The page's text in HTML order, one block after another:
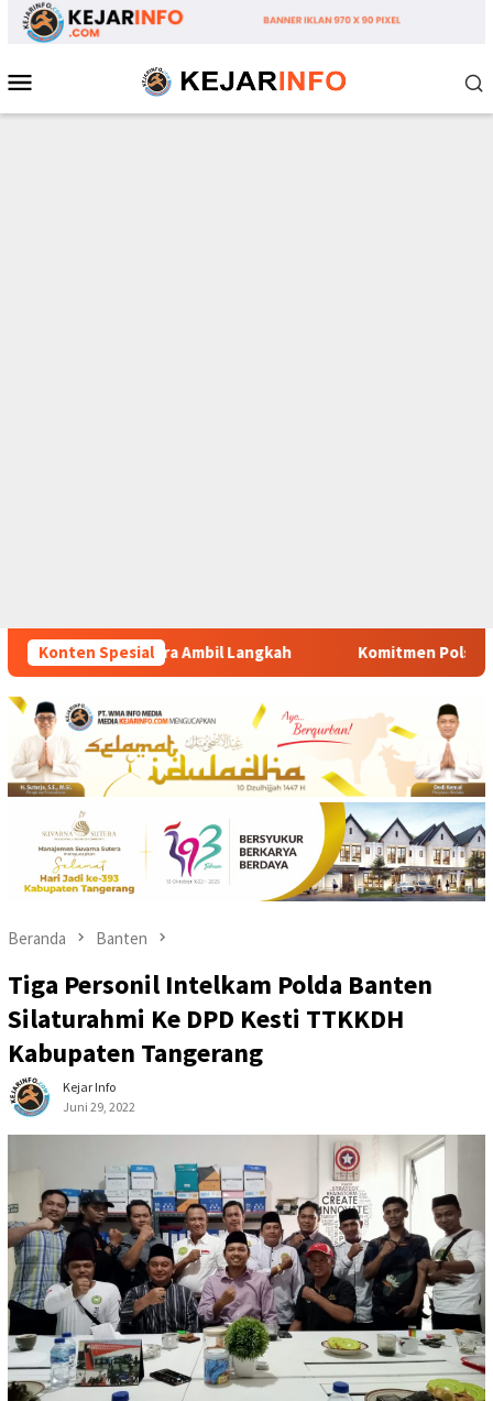
Loncat
Mobile
Konten Spesial
Komitmen Polsek Tigaraksa Tindak Tegas Peredaran
Beranda Banten
Tiga Personil Intelkam Polda Banten
Silaturahmi Ke DPD Kesti TTKKDH
Kabupaten Tangerang
Kejar Info
Juni 29, 2022